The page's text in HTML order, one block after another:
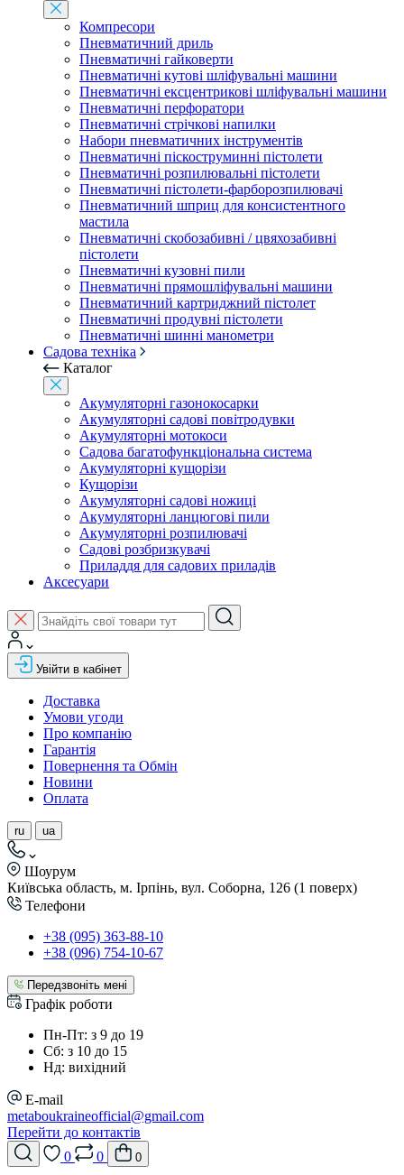
Компресори
Пневматичний дриль
Пневматичні гайковерти
Пневматичні кутові шліфувальні машини
Пневматичні ексцентрикові шліфувальні машини
Пневматичні перфоратори
Пневматичні стрічкові напилки
Набори пневматичних інструментів
Пневматичні піскоструминні пістолети
Пневматичні розпилювальні пістолети
Пневматичні пістолети-фарборозпилювачі
Пневматичний шприц для консистентного
мастила
Пневматичні скобозабивні / цвяхозабивні
пістолети
Пневматичні кузовні пили
Пневматичні прямошліфувальні машини
Пневматичний картриджний пістолет
Пневматичні продувні пістолети
Пневматичні шинні манометри
Садова техніка
Каталог
Акумуляторні газонокосарки
Акумуляторні садові повітродувки
Акумуляторні мотокоси
Садова багатофункціональна система
Акумуляторні кущорізи
Кущорізи
Акумуляторні садові ножиці
Акумуляторні ланцюгові пили
Акумуляторні розпилювачі
Садові розбризкувачі
Приладдя для садових приладів
Аксесуари
Увійти в кабінет
Доставка
Умови угоди
Про компанію
Гарантія
Повернення та Обмін
Новини
Оплата
ru ua
Шоурум
Київська область, м. Ірпінь, вул. Соборна, 126 (1 поверх)
Телефони
+38 (095) 363-88-10
+38 (096) 754-10-67
Передзвоніть мені
Графік роботи
Пн-Пт: з 9 до 19
Сб: з 10 до 15
Нд: вихідний
E-mail
metaboukraineofficial@gmail.com
Перейти до контактів
0
0 0